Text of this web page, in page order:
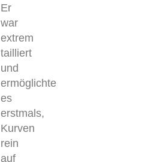
Er
war
extrem
tailliert
und
ermöglichte
es
erstmals,
Kurven
rein
auf